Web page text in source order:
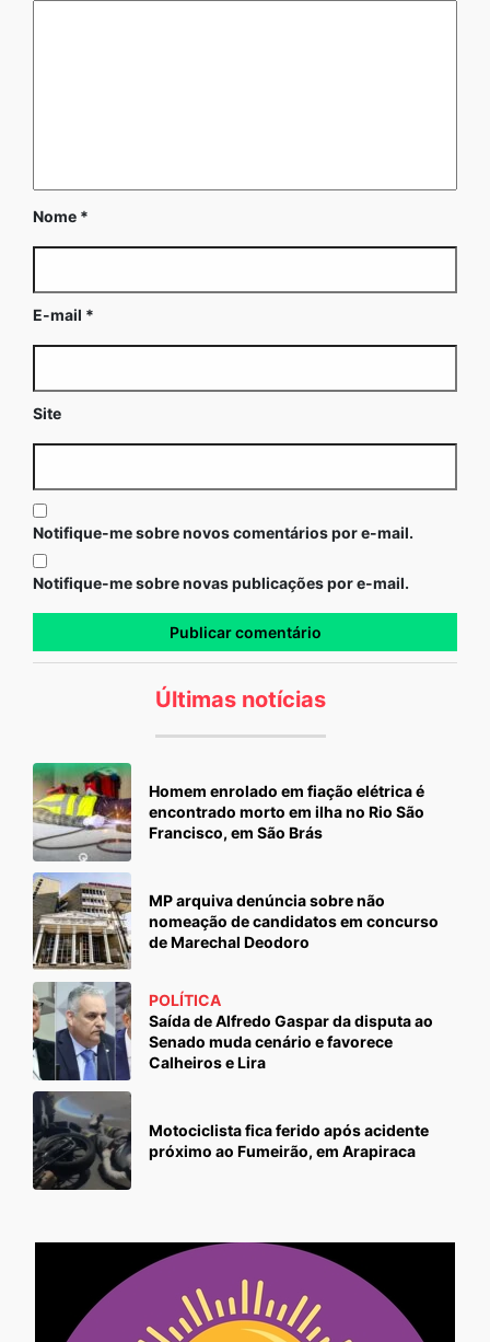
Nome *
E-mail *
Site
Notifique-me sobre novos comentários por e-mail.
Notifique-me sobre novas publicações por e-mail.
Últimas notícias
Homem enrolado em fiação elétrica é
encontrado morto em ilha no Rio São
Francisco, em São Brás
MP arquiva denúncia sobre não
nomeação de candidatos em concurso
de Marechal Deodoro
POLÍTICA
Saída de Alfredo Gaspar da disputa ao
Senado muda cenário e favorece
Calheiros e Lira
Motociclista fica ferido após acidente
próximo ao Fumeirão, em Arapiraca